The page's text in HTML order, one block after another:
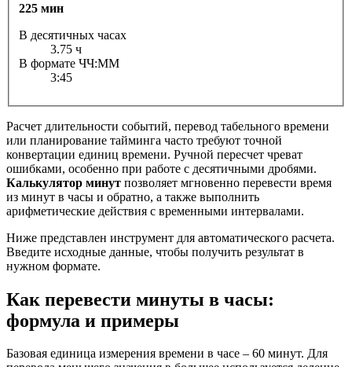
225 мин
В десятичных часах
3.75 ч
В формате ЧЧ:ММ
3:45
Расчет длительности событий, перевод табельного времени
или планирование тайминга часто требуют точной
конвертации единиц времени. Ручной пересчет чреват
ошибками, особенно при работе с десятичными дробями.
Калькулятор минут позволяет мгновенно перевести время
из минут в часы и обратно, а также выполнить
арифметические действия с временными интервалами.
Ниже представлен инструмент для автоматического расчета.
Введите исходные данные, чтобы получить результат в
нужном формате.
Как перевести минуты в часы:
формула и примеры
Базовая единица измерения времени в часе – 60 минут. Для